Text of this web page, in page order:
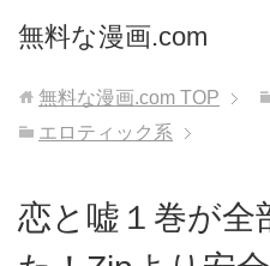
無料な漫画.com
無料な漫画.com TOP
エロティック系
恋と嘘１巻が全